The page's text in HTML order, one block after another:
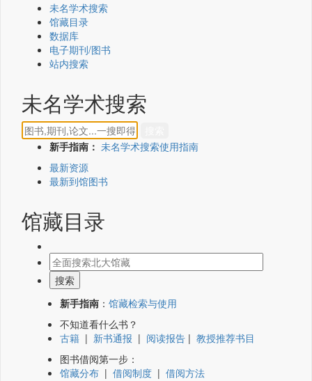
未名学术搜索
馆藏目录
数据库
电子期刊/图书
站内搜索
未名学术搜索
新手指南： 未名学术搜索使用指南
最新资源
最新到馆图书
馆藏目录
新手指南 ： 馆藏检索与使用
不知道看什么书？
古籍 | 新书通报 | 阅读报告 | 教授推荐书目
图书借阅第一步：
馆藏分布 | 借阅制度 | 借阅方法